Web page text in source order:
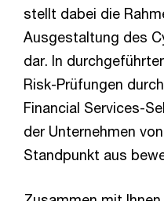
stellt dabei die
Ausgestaltung des
dar. In
Risk-Prüfungen
Financial Services-
der Unternehmen
Standpunkt aus